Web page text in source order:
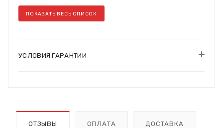
ПОКАЗАТЬ ВЕСЬ СПИСОК
УСЛОВИЯ ГАРАНТИИ
ОТЗЫВЫ ОПЛАТА ДОСТАВКА